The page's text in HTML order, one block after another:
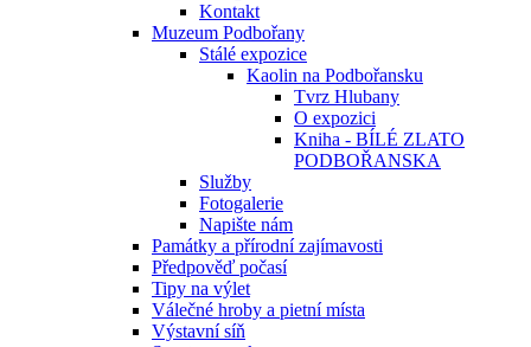
Kontakt
Muzeum Podbořany
Stálé expozice
Kaolin na Podbořansku
Tvrz Hlubany
O expozici
Kniha - BÍLÉ ZLATO
PODBOŘANSKA
Služby
Fotogalerie
Napište nám
Památky a přírodní zajímavosti
Předpověď počasí
Tipy na výlet
Válečné hroby a pietní místa
Výstavní síň